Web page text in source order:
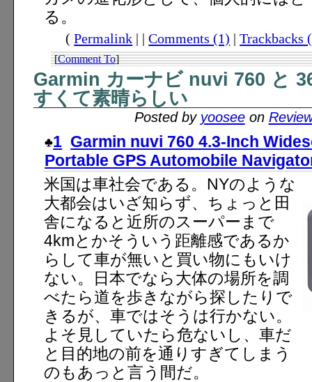
る。
(Permalink | |Comments (1) |Trackbacks
[Comment To]
Garmin カーナビ nuvi 760 と
すくて素晴らしい
Posted by yooseeon
1 Garmin nuvi 760 4.3-Inch
Portable GPS Automobile
米国は車社会である。NYのような
大都会はいざ知らず、ちょっと田
舎になると近所のスーパーまで
4kmとかそういう距離感であるか
らして車が無いと買い物にもいけ
ない。日本でなら大体の場所を調
べたら道を歩きながら探したりで
きるが、車ではそうは行かない。
よそ見していたら危ないし、車だ
と目的地の前を通りすぎてしまう
のもあっと言う間だ。